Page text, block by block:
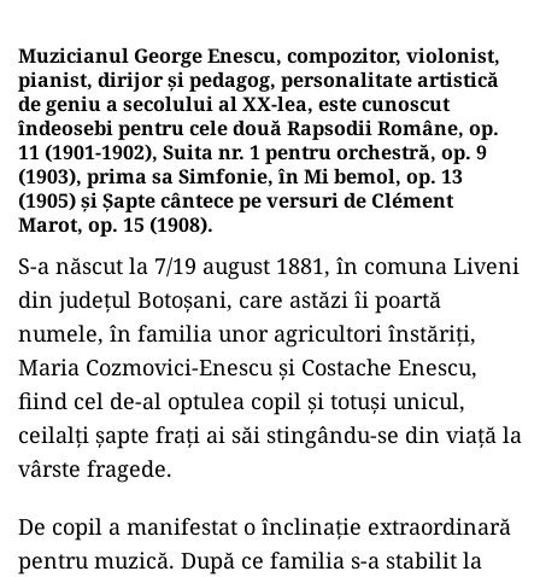
Muzicianul George Enescu, compozitor, violonist,
pianist, dirijor şi pedagog, personalitate artistică
de geniu a secolului al XX-lea, este cunoscut
îndeosebi pentru cele două Rapsodii Române, op.
11 (1901-1902), Suita nr. 1 pentru orchestră, op. 9
(1903), prima sa Simfonie, în Mi bemol, op. 13
(1905) şi Şapte cântece pe versuri de Clément
Marot, op. 15 (1908).
S-a născut la 7/19 august 1881, în comuna Liveni
din judeţul Botoşani, care astăzi îi poartă
numele, în familia unor agricultori înstăriţi,
Maria Cozmovici-Enescu şi Costache Enescu,
fiind cel de-al optulea copil şi totuşi unicul,
ceilalţi şapte fraţi ai săi stingându-se din viaţă la
vârste fragede.
De copil a manifestat o înclinaţie extraordinară
pentru muzică. După ce familia s-a stabilit la